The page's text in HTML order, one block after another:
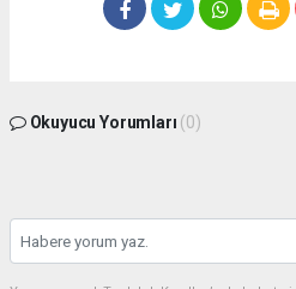
Okuyucu Yorumları (0)